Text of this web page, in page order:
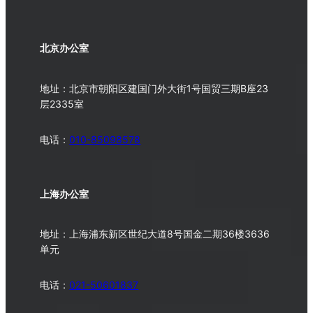
北京办公室
地址：北京市朝阳区建国门外大街1号国贸三期B座23
层2335室
电话：010-85098578
上海办公室
地址：上海浦东新区世纪大道8号国金二期36楼3636
单元
电话：021-50601837